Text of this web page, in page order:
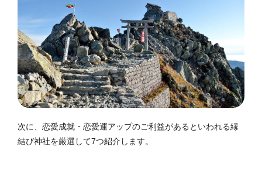
次に、恋愛成就・恋愛運アップのご利益があるといわれる縁
結び神社を厳選して7つ紹介します。